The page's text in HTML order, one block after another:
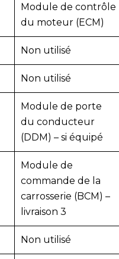
Module de contrôle
du moteur (ECM)
Non utilisé
Non utilisé
Module de porte
du conducteur
(DDM) – si équipé
Module de
commande de la
carrosserie (BCM) –
livraison 3
Non utilisé